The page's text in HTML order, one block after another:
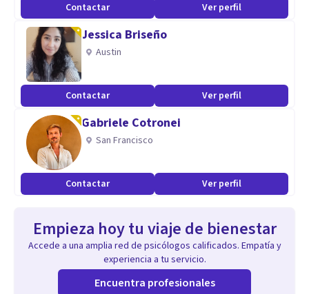
Contactar Ver perfil
Jessica Briseño
Austin
Contactar Ver perfil
Gabriele Cotronei
San Francisco
Contactar Ver perfil
Empieza hoy tu viaje de bienestar
Accede a una amplia red de psicólogos calificados. Empatía y
experiencia a tu servicio.
Encuentra profesionales